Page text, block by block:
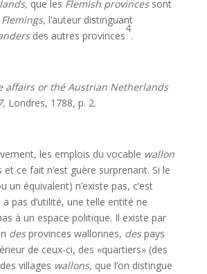
que les Flemish provinces sont
Flemings, l’auteur distinguant
des autres provinces
4
.
affairs or thé Austrian Netherlands
Londres, 1788, p. 2.
les emplois du vocable wallon
ce fait n’est guère surprenant. Si le
un équivalent) n’existe pas, c’est
a pas d’utilité, une telle entité ne
à un espace politique. Il existe par
desprovinces wallonnes, despays
de ceux-ci, des «quartiers» (des
villages wallons, que l’on distingue